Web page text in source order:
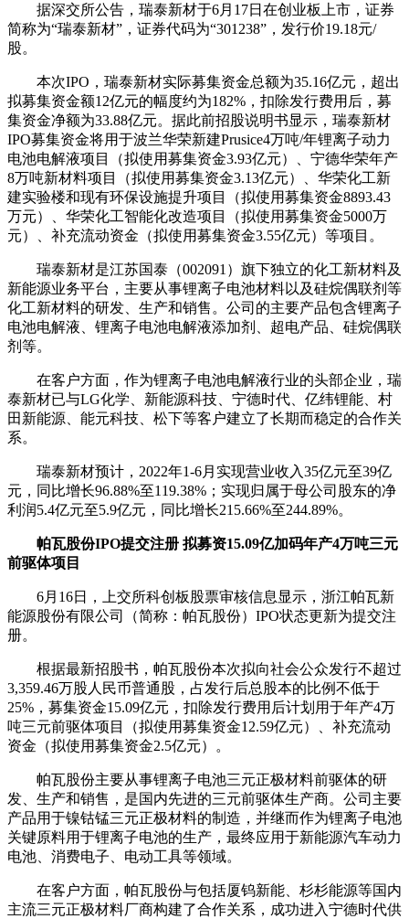
据深交所公告，瑞泰新材于6月17日在创业板上市，证券
简称为“瑞泰新材”，证券代码为“301238”，发行价19.18元/
股。
本次IPO，瑞泰新材实际募集资金总额为35.16亿元，超出
拟募集资金额12亿元的幅度约为182%，扣除发行费用后，募
集资金净额为33.88亿元。据此前招股说明书显示，瑞泰新材
IPO募集资金将用于波兰华荣新建Prusice4万吨/年锂离子动力
电池电解液项目（拟使用募集资金3.93亿元）、宁德华荣年产
8万吨新材料项目（拟使用募集资金3.13亿元）、华荣化工新
建实验楼和现有环保设施提升项目（拟使用募集资金8893.43
万元）、华荣化工智能化改造项目（拟使用募集资金5000万
元）、补充流动资金（拟使用募集资金3.55亿元）等项目。
瑞泰新材是江苏国泰（002091）旗下独立的化工新材料及
新能源业务平台，主要从事锂离子电池材料以及硅烷偶联剂等
化工新材料的研发、生产和销售。公司的主要产品包含锂离子
电池电解液、锂离子电池电解液添加剂、超电产品、硅烷偶联
剂等。
在客户方面，作为锂离子电池电解液行业的头部企业，瑞
泰新材已与LG化学、新能源科技、宁德时代、亿纬锂能、村
田新能源、能元科技、松下等客户建立了长期而稳定的合作关
系。
瑞泰新材预计，2022年1-6月实现营业收入35亿元至39亿
元，同比增长96.88%至119.38%；实现归属于母公司股东的净
利润5.4亿元至5.9亿元，同比增长215.66%至244.89%。
帕瓦股份IPO提交注册 拟募资15.09亿加码年产4万吨三元
前驱体项目
6月16日，上交所科创板股票审核信息显示，浙江帕瓦新
能源股份有限公司（简称：帕瓦股份）IPO状态更新为提交注
册。
根据最新招股书，帕瓦股份本次拟向社会公众发行不超过
3,359.46万股人民币普通股，占发行后总股本的比例不低于
25%，募集资金15.09亿元，扣除发行费用后计划用于年产4万
吨三元前驱体项目（拟使用募集资金12.59亿元）、补充流动
资金（拟使用募集资金2.5亿元）。
帕瓦股份主要从事锂离子电池三元正极材料前驱体的研
发、生产和销售，是国内先进的三元前驱体生产商。公司主要
产品用于镍钴锰三元正极材料的制造，并继而作为锂离子电池
关键原料用于锂离子电池的生产，最终应用于新能源汽车动力
电池、消费电子、电动工具等领域。
在客户方面，帕瓦股份与包括厦钨新能、杉杉能源等国内
主流三元正极材料厂商构建了合作关系，成功进入宁德时代供